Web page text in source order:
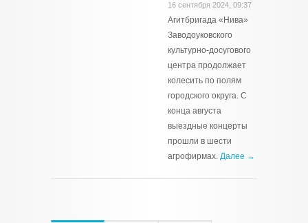
16 сентября 2024, 09:37
Агитбригада «Нива»
Заводоуковского
культурно-досугового
центра продолжает
колесить по полям
городского округа. С
конца августа
выездные концерты
прошли в шести
агрофирмах. Далее →